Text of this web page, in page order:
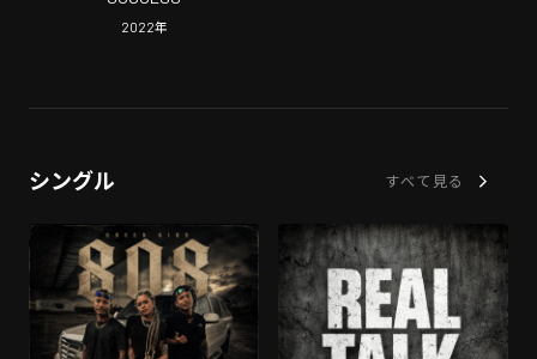
2022年
シングル すべて見る